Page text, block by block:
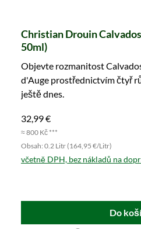
Christian Drouin
50ml)
Objevte rozmanitost
d'Auge prostřednictvím čtyř
ještě dnes.
32,99 €
≈ 800 Kč ***
Obsah: 0.2 Litr (164,95 €/Litr)
včetně DPH, bez nákladů na
Do